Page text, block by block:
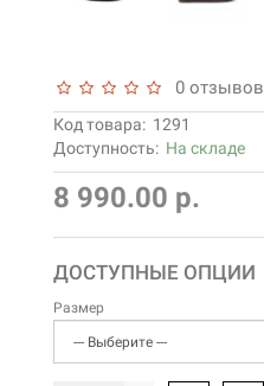
0 отзывов
Код товара: 1291
Доступность: На складе
8 990.00 р.
ДОСТУПНЫЕ ОПЦИИ
Размер